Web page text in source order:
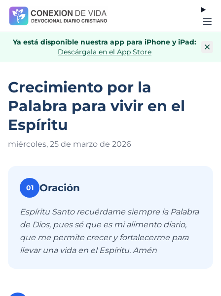
Ya está disponible nuestra app para iPhone y iPad:
Descárgala en el App Store
Crecimiento por la
Palabra para vivir en el
Espíritu
miércoles, 25 de marzo de 2026
01 Oración
Espíritu Santo recuérdame siempre la Palabra
de Dios, pues sé que es mi alimento diario,
que me permite crecer y fortalecerme para
llevar una vida en el Espíritu. Amén